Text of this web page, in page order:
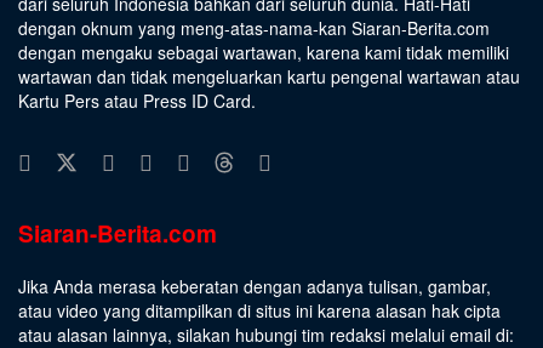
dengan oknum yang meng-atas-nama-kan Siaran-Berita.com
dengan mengaku sebagai wartawan, karena kami tidak memiliki
wartawan dan tidak mengeluarkan kartu pengenal wartawan atau
Kartu Pers atau Press ID Card.
Siaran-Berita.com
Jika Anda merasa keberatan dengan adanya tulisan, gambar,
atau video yang ditampilkan di situs ini karena alasan hak cipta
atau alasan lainnya, silakan hubungi tim redaksi melalui email di: